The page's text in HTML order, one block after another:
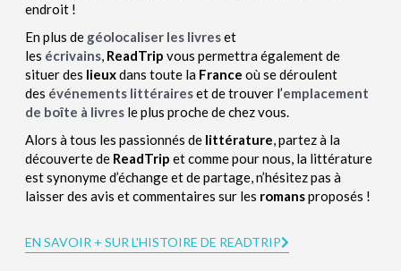
endroit !
En plus de géolocaliser les livreset
les écrivains, ReadTrip vous permettra également de
situer des lieuxdans toute la France où se déroulent
des événements littéraireset de trouver l’emplacement
de boîte à livres le plus proche de chez vous.
Alors à tous les passionnés de littérature, partez à la
découverte de ReadTrip et comme pour nous, la littérature
est synonyme d’échange et de partage, n’hésitez pas à
laisser des avis et commentaires sur les romansproposés !
EN SAVOIR + SUR L'HISTOIRE DE READTRIP